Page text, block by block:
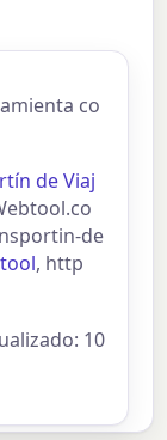
co
de Viaj
de
, http
10